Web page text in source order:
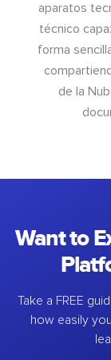
aparatos
técnico
forma
de la
Want to
Take a FREE
how easily